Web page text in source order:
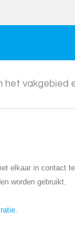
het
elkaar in contact
worden gebruikt.
.